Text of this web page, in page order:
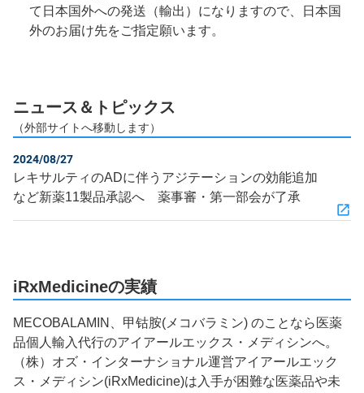
て日本国外への発送（輸出）になりますので、日本国
外のお届け先をご指定願います。
ニュース＆トピックス
（外部サイトへ移動します）
2024/08/27
レキサルティのADに伴うアジテーションの効能追加
など新薬11製品承認へ 薬事審・第一部会が了承
iRxMedicineの実績
MECOBALAMIN、甲钴胺(メコバラミン) のことなら医薬
品個人輸入代行のアイアールエックス・メディシンへ。
（株）オズ・インターナショナル運営アイアールエック
ス・メディシン(iRxMedicine)は入手が困難な医薬品や未